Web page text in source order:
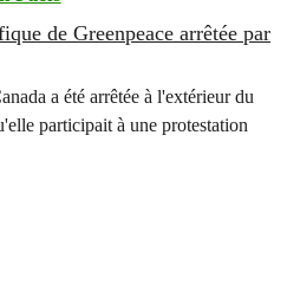
de Greenpeace arrêtée par
a été arrêtée à l'extérieur du
participait à une protestation